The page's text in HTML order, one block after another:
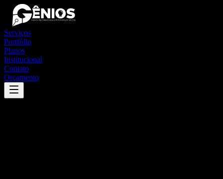
Serviços
Portfólio
Planos
Institucional
Contato
Orçamento